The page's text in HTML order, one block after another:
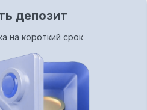
депозит
на короткий срок